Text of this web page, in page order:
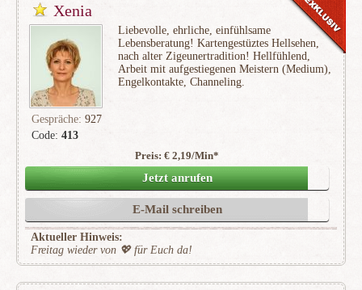
Xenia
Code: 413
Liebevolle, ehrliche, einfühlsame
Lebensberatung! Kartengestüztes Hellsehen,
nach alter Zigeunertradition! Hellfühlend,
Arbeit mit aufgestiegenen Meistern (Medium),
Engelkontakte, Channeling.
Gespräche: 927
(154)
Preis: € 2,19/Min*
Jetzt anrufen
E-Mail schreiben
Aktueller Hinweis:
Freitag wieder von 💖 für Euch da!